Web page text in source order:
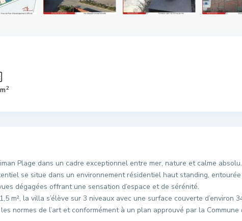
2
Plage dans un cadre exceptionnel entre mer, nature et calme absolu.
se situe dans un environnement résidentiel haut standing,
dégagées offrant une sensation d’espace et de sérénité.
m², la villa s’élève sur 3 niveaux avec une surface couverte d’environ
normes de l’art et conformément à un plan approuvé par la Commune